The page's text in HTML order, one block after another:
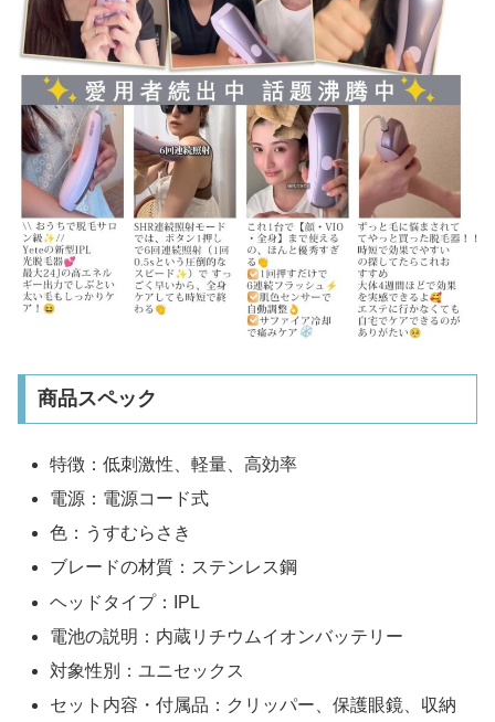
商品スペック
特徴：低刺激性、軽量、高効率
電源：電源コード式
色：うすむらさき
ブレードの材質：ステンレス鋼
ヘッドタイプ：IPL
電池の説明：内蔵リチウムイオンバッテリー
対象性別：ユニセックス
セット内容・付属品：クリッパー、保護眼鏡、収納